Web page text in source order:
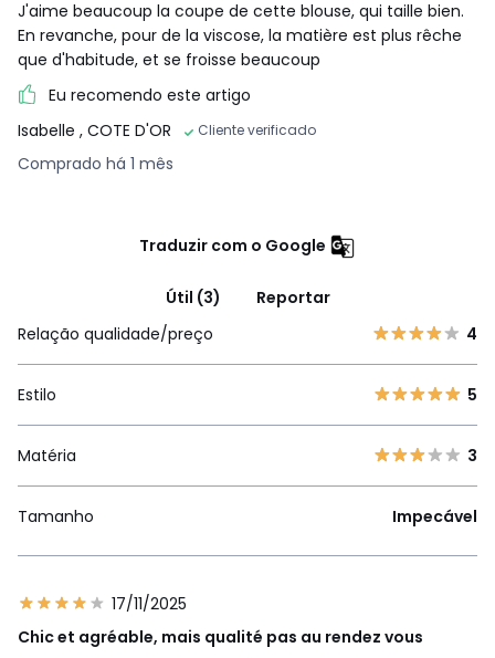
J'aime beaucoup la coupe de cette blouse, qui taille bien.
En revanche, pour de la viscose, la matière est plus rêche
que d'habitude, et se froisse beaucoup
Eu recomendo este artigo
Isabelle , COTE D'OR Cliente verificado
Comprado há 1 mês
Traduzir com o Google
Útil (3)
Reportar
Relação qualidade/preço
4
Estilo 5
Matéria 3
Tamanho Impecável
17/11/2025
Chic et agréable, mais qualité pas au rendez vous